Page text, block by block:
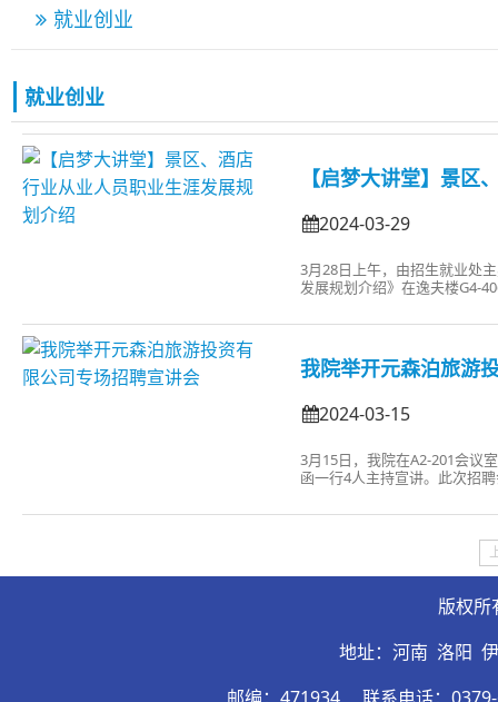
就业创业
就业创业
【启梦大讲堂】景区
2024-03-29
3月28日上午，由招生就业处
发展规划介绍》在逸夫楼G4-
战，从而更好地帮助学生进行
我院举开元森泊旅游
2024-03-15
3月15日，我院在A2-201会议
函一行4人主持宣讲。此次招
院的专业建设。开元森泊度假
版权所
地址：河南 洛阳